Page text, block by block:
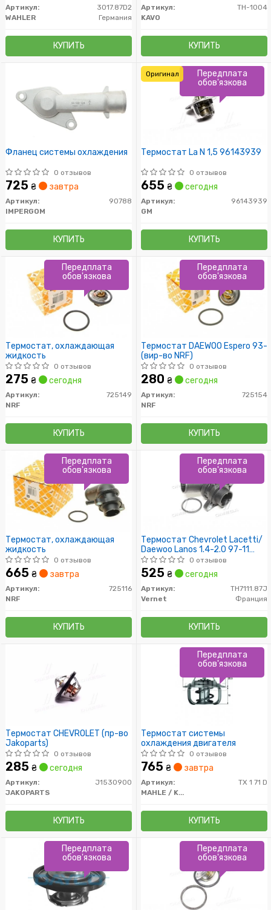
Артикул:
3017.87D2
WAHLER
Германия
КУПИТЬ
Артикул:
TH-1004
KAVO
КУПИТЬ
Фланец системы охлаждения
0 отзывов
725 ₴ завтра
Артикул:
90788
IMPERGOM
КУПИТЬ
Термостат La N 1,5 96143939
0 отзывов
655 ₴ сегодня
Артикул:
96143939
GM
КУПИТЬ
Передплата
обов'язкова
Оригинал
Термостат, охлаждающая
жидкость
0 отзывов
275 ₴ сегодня
Артикул:
725149
NRF
КУПИТЬ
Передплата
обов'язкова
Термостат DAEWOO Espero 93-
(вир-во NRF)
0 отзывов
280 ₴ сегодня
Артикул:
725154
NRF
КУПИТЬ
Передплата
обов'язкова
Термостат, охлаждающая
жидкость
0 отзывов
665 ₴ завтра
Артикул:
725116
NRF
КУПИТЬ
Передплата
обов'язкова
Термостат Chevrolet Lacetti/
Daewoo Lanos 1.4-2.0 97-11
(87C) с прокладкой
0 отзывов
525 ₴ сегодня
Артикул:
TH7111.87J
Vernet
Франция
КУПИТЬ
Передплата
обов'язкова
Термостат CHEVROLET (пр-во
Jakoparts)
0 отзывов
285 ₴ сегодня
Артикул:
J1530900
JAKOPARTS
КУПИТЬ
Термостат системы
охлаждения двигателя
0 отзывов
765 ₴ завтра
Артикул:
TX 1 71 D
MAHLE / KNECHT
КУПИТЬ
Передплата
обов'язкова
Передплата
обов'язкова
Передплата
обов'язкова